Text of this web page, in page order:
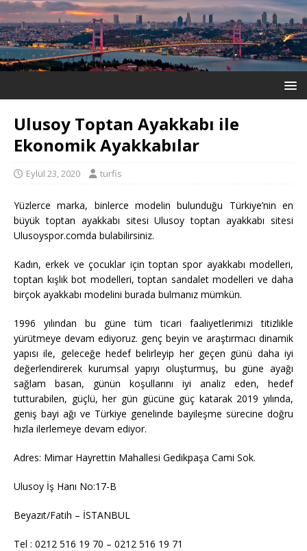
Ulusoy Toptan Ayakkabı ile
Ekonomik Ayakkabılar
Eylül 23, 2020 turfis
Yüzlerce marka, binlerce modelin bulunduğu Türkiye’nin en
büyük toptan ayakkabı sitesi Ulusoy toptan ayakkabı sitesi
Ulusoyspor.comda bulabilirsiniz.
Kadın, erkek ve çocuklar için toptan spor ayakkabı modelleri,
toptan kışlık bot modelleri, toptan sandalet modelleri ve daha
birçok ayakkabı modelini burada bulmanız mümkün.
1996 yılından bu güne tüm ticari faaliyetlerimizi titizlikle
yürütmeye devam ediyoruz. genç beyin ve araştırmacı dinamik
yapısı ile, geleceğe hedef belirleyip her geçen günü daha iyi
değerlendirerek kurumsal yapıyı oluşturmuş, bu güne ayağı
sağlam basan, günün koşullarını iyi analiz eden, hedef
tutturabilen, güçlü, her gün gücüne güç katarak 2019 yılında,
geniş bayi ağı ve Türkiye genelinde bayileşme sürecine doğru
hızla ilerlemeye devam ediyor.
Adres: Mimar Hayrettin Mahallesi Gedikpaşa Cami Sok.
Ulusoy İş Hanı No:17-B
Beyazıt/Fatih – İSTANBUL
Tel : 0212 516 19 70 – 0212 516 19 71